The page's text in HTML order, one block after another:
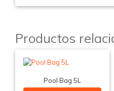
Productos
Pool Bag 5L